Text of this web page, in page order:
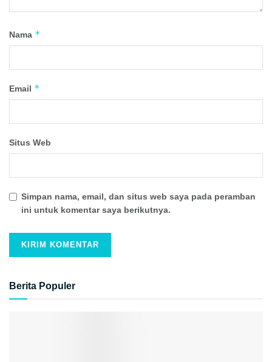
Nama *
Email *
Situs Web
Simpan nama, email, dan situs web saya pada peramban
ini untuk komentar saya berikutnya.
Berita Populer